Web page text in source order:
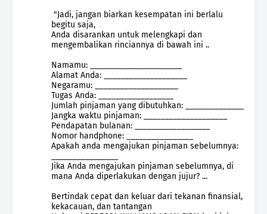
"Jadi, jangan biarkan kesempatan ini berlalu
begitu saja,
Anda disarankan untuk melengkapi dan
mengembalikan rinciannya di bawah ini ..
Namamu: ______________________
Alamat Anda: ____________________
Negaramu: ____________________
Tugas Anda: __________________
Jumlah pinjaman yang dibutuhkan: ______________
Jangka waktu pinjaman: ____________________
Pendapatan bulanan: __________________
Nomor handphone: ________________
Apakah anda mengajukan pinjaman sebelumnya:
Jika Anda mengajukan pinjaman sebelumnya, di
mana Anda diperlakukan dengan jujur? ...
Bertindak cepat dan keluar dari tekanan finansial,
kekacauan, dan tantangan